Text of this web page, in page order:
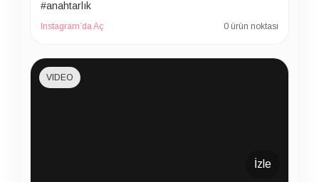
#anahtarlık
Instagram’da Aç 0 ürün noktası
İzle
VIDEO